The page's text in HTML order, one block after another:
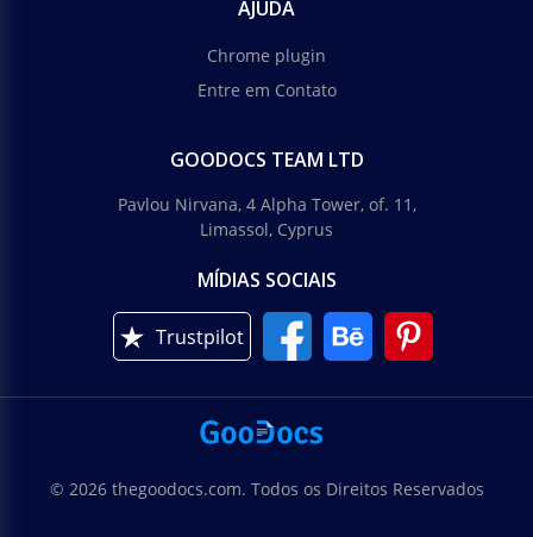
AJUDA
Chrome plugin
Entre em Contato
GOODOCS TEAM LTD
Pavlou Nirvana, 4 Alpha Tower, of. 11,
Limassol, Cyprus
MÍDIAS SOCIAIS
Trustpilot
© 2026 thegoodocs.com. Todos os Direitos Reservados